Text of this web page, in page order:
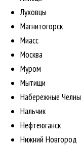
Луховцы
Магнитогорск
Миасс
Москва
Муром
Мытищи
Набережные Челны
Нальчик
Нефтеюганск
Нижний Новгород